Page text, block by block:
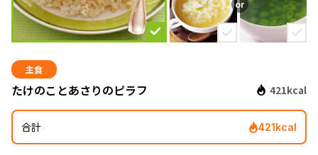
主食
たけのことあさりのピラフ 421kcal
合計 421kcal